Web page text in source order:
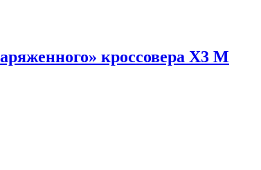
кроссовера X3 M